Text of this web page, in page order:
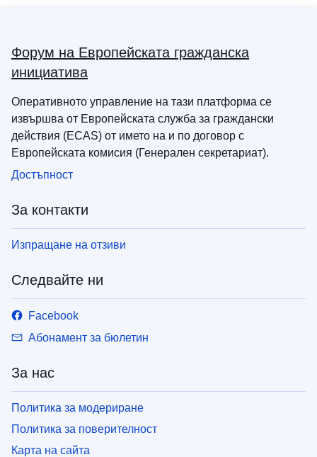
Форум на Европейската гражданска
инициатива
Оперативното управление на тази платформа се
извършва от Европейската служба за граждански
действия (ECAS) от името на и по договор с
Европейската комисия (Генерален секретариат).
Достъпност
За контакти
Изпращане на отзиви
Следвайте ни
Facebook
Абонамент за бюлетин
За нас
Политика за модериране
Политика за поверителност
Карта на сайта